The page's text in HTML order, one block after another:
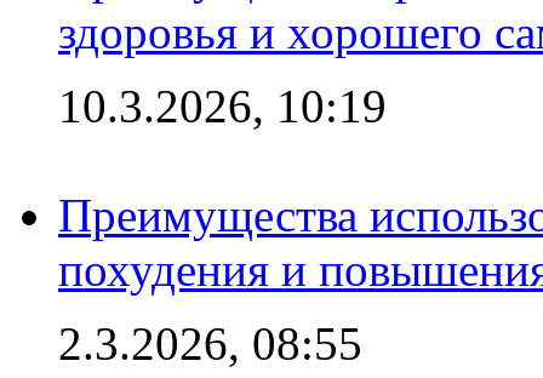
здоровья и хорошего
10.3.2026, 10:19
Преимущества
похудения и
2.3.2026, 08:55